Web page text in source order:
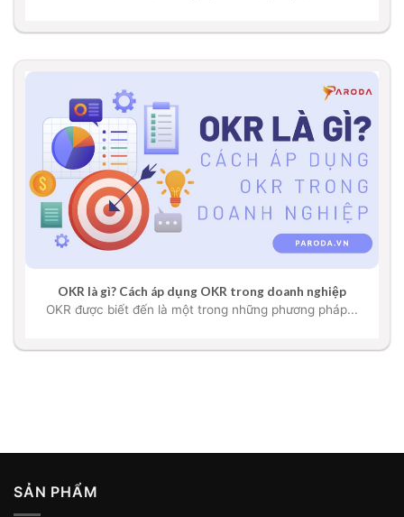
OKR là gì? Cách áp dụng OKR trong doanh nghiệp
OKR được biết đến là một trong những phương pháp...
SẢN PHẨM